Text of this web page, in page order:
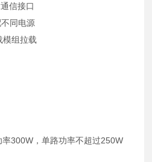
信接口
同电源
模组拉载
300W，单路功率不超过250W